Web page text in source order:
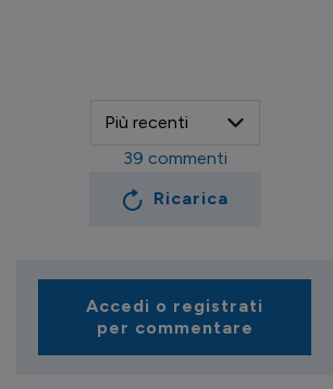
Ricarica
39 commenti
Accedi o registrati
per commentare